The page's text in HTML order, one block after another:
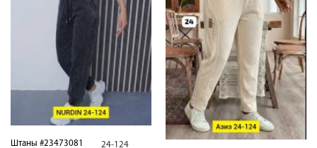
Штаны #23473081 24-124